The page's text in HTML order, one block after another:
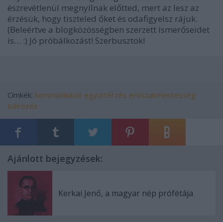
észrevétlenül megnyílnak előtted, mert az lesz az
érzésük, hogy tiszteled őket és odafigyelsz rájuk.
(Beleértve a blogközösségben szerzett ismerőseidet
is… :) Jó próbálkozást! Szerbusztok!
Címkék: kommunikáció együttérzés erőszakmentesség
tükrözés
Ajánlott bejegyzések:
Kerkai Jenő, a magyar nép prófétája